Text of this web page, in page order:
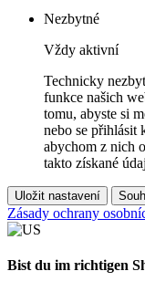
Nezbytné
Vždy aktivní
Technicky
funkce našich
tomu, abyste si
nebo se přihlásit
abychom z nich
takto získané
Uložit nastavení
Zásady ochrany
Bist du im richtigen